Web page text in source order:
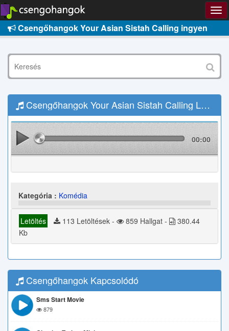
Csengőhangok Your Asian Sistah Calling ingyen
Csengőhangok Your Asian Sistah Calling Letöltés
00:00
Kategória : Komédia
Letöltés 113 Letöltések - 859 Hallgat -
380.44
Kb
Csengőhangok Kapcsolódó
Sms Start Movie
879